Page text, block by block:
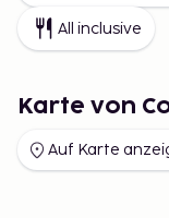
All inclusive
Karte von
Auf Karte